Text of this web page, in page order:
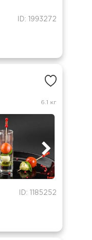
ID: 1993272
6.1 кг
ID: 1185252